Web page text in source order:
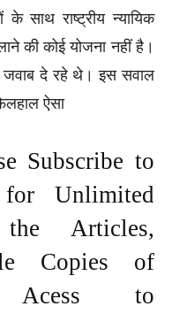
के साथ राष्ट्रीय न्यायिक
की कोई योजना नहीं है।
जवाब दे रहे थे। इस सवाल
ऐसा
Subscribe to
for Unlimited
Articles,
Copies of
Acess to